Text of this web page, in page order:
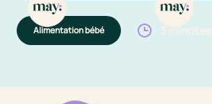
Alimentation bébé 3 minutes